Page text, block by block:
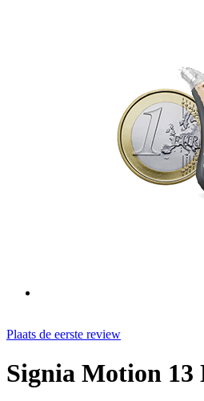
Plaats de eerste review
Signia Motion 13